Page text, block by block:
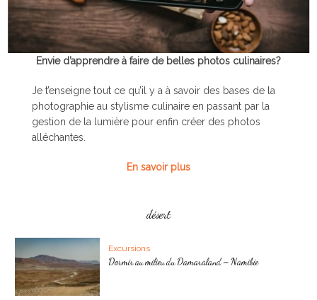
Envie d’apprendre à faire de belles photos culinaires?
Je t’enseigne tout ce qu’il y a à savoir des bases de la
photographie au stylisme culinaire en passant par la
gestion de la lumière pour enfin créer des photos
alléchantes.
En savoir plus
désert
Excursions
Dormir au milieu du Damaraland – Namibie